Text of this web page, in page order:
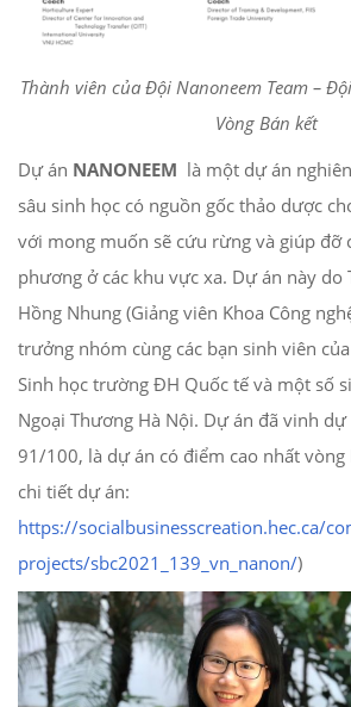
Thành viên của Đội Nanoneem Team –
Vòng Bán kết
Dự án NANONEEM là một dự án
sâu sinh học có nguồn gốc thảo dược
với mong muốn sẽ cứu rừng và giúp đỡ
phương ở các khu vực xa. Dự án này do
Hồng Nhung (Giảng viên Khoa Công
trưởng nhóm cùng các bạn sinh viên
Sinh học trường ĐH Quốc tế và một số
Ngoại Thương Hà Nội. Dự án đã vinh
91/100, là dự án có điểm cao nhất vòng
chi tiết dự án:
https://socialbusinesscreation.hec.ca/
projects/sbc2021_139_vn_nanon/)